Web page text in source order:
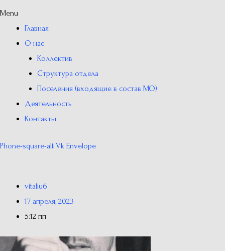
Menu
Главная
О нас
Коллектив
Структура отдела
Поселения (входящие в состав МО)
Деятельность
Контакты
Phone-square-alt Vk Envelope
vitaliu6
17 апреля, 2023
5:12 пп